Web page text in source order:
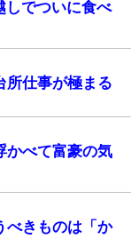
しでついに食べ
所仕事が極まる
かべて富豪の気
べきものは「か